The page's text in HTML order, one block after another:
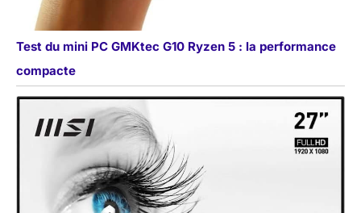
Test du mini PC GMKtec G10 Ryzen 5 : la performance
compacte